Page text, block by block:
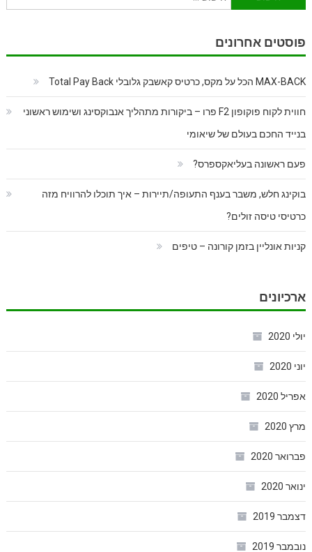
פוסטים אחרונים
MAX-BACK הכל על מקס, כרטיס קאשבק גלובלי Total Pay Back
חווית לקוח פוקופון F2 פרו – ביקורות מתהליך אנבוקסינג ושימוש ראשוני
בנייד החכם בעולם של שיאומי
פעם ראשונה בעליאקספרס?
בוקינג חלש, משבר בענף התעופה/תיירות – איך תוכלו להרוויח מזה
כרטיסי טיסה זולים?
קניות אונליין בזמן קורונה – טיפים
ארכיונים
יולי 2020
יוני 2020
אפריל 2020
מרץ 2020
פברואר 2020
ינואר 2020
דצמבר 2019
נובמבר 2019